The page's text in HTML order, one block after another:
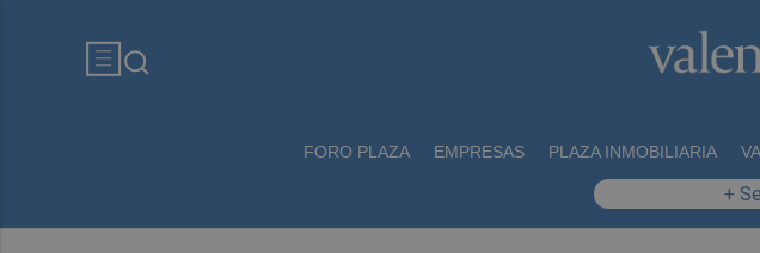
FORO PLAZA EMPRESAS PLAZA INMOBILIARIA
+